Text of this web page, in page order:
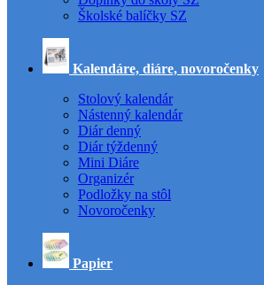
Školské balíčky SZ
Kalendáre, diáre, novoročenky
Stolový kalendár
Nástenný kalendár
Diár denný
Diár týždenný
Mini Diáre
Organizér
Podložky na stôl
Novoročenky
Papier